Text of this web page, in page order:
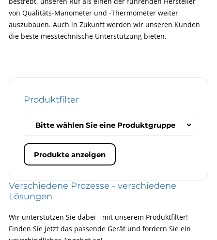
von Qualitäts-Manometer und -Thermometer weiter
auszubauen. Auch in Zukunft werden wir unseren Kunden
die beste messtechnische Unterstützung bieten.
Produktfilter
Produkte anzeigen
Verschiedene Prozesse - verschiedene
Lösungen
Wir unterstützen Sie dabei - mit unserem Produktfilter!
Finden Sie jetzt das passende Gerät und fordern Sie ein